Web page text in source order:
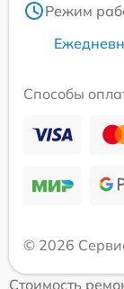
Режим
Способы
© 2026
Стоимость